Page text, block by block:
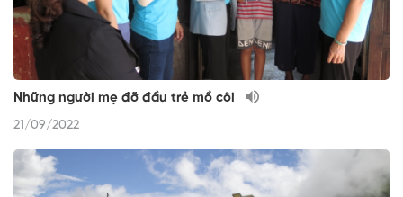
Những người mẹ đỡ đầu trẻ mồ côi
21/09/2022